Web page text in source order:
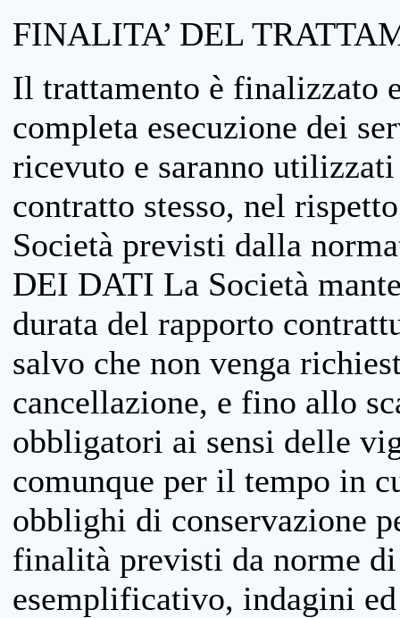
FINALITA’ DEL
Il trattamento è finalizzato
completa esecuzione dei
ricevuto e saranno
contratto stesso, nel
Società previsti dalla
DEI DATI La Società
durata del rapporto
salvo che non venga
cancellazione, e fino allo
obbligatori ai sensi delle
comunque per il tempo in
obblighi di conservazione
finalità previsti da norme
esemplificativo, indagini